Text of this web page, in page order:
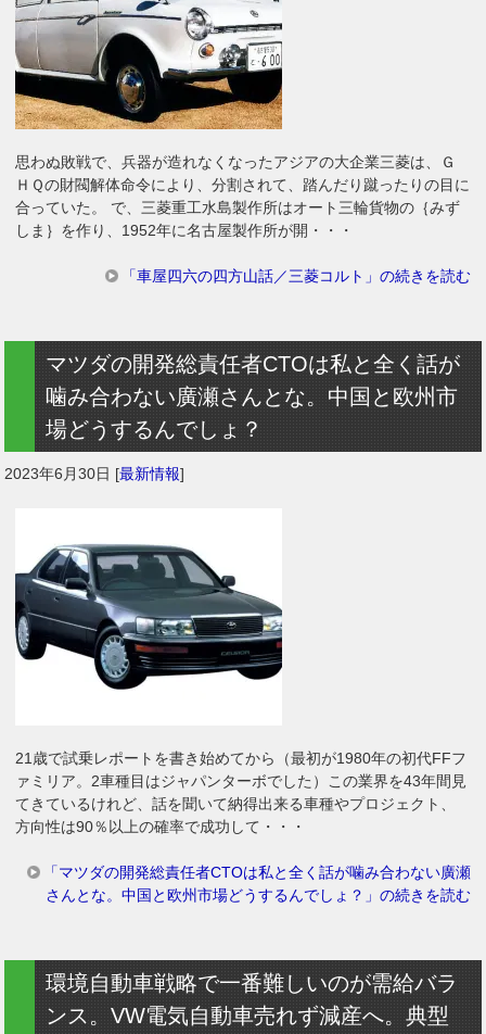
思わぬ敗戦で、兵器が造れなくなったアジアの大企業三菱は、Ｇ
ＨＱの財閥解体命令により、分割されて、踏んだり蹴ったりの目に
合っていた。 で、三菱重工水島製作所はオート三輪貨物の｛みず
しま｝を作り、1952年に名古屋製作所が開・・・
「車屋四六の四方山話／三菱コルト」の続きを読む
マツダの開発総責任者CTOは私と全く話が
噛み合わない廣瀬さんとな。中国と欧州市
場どうするんでしょ？
2023年6月30日 [最新情報]
21歳で試乗レポートを書き始めてから（最初が1980年の初代FFフ
ァミリア。2車種目はジャパンターボでした）この業界を43年間見
てきているけれど、話を聞いて納得出来る車種やプロジェクト、
方向性は90％以上の確率で成功して・・・
「マツダの開発総責任者CTOは私と全く話が噛み合わない廣瀬
さんとな。中国と欧州市場どうするんでしょ？」の続きを読む
環境自動車戦略で一番難しいのが需給バラ
ンス。VW電気自動車売れず減産へ。典型